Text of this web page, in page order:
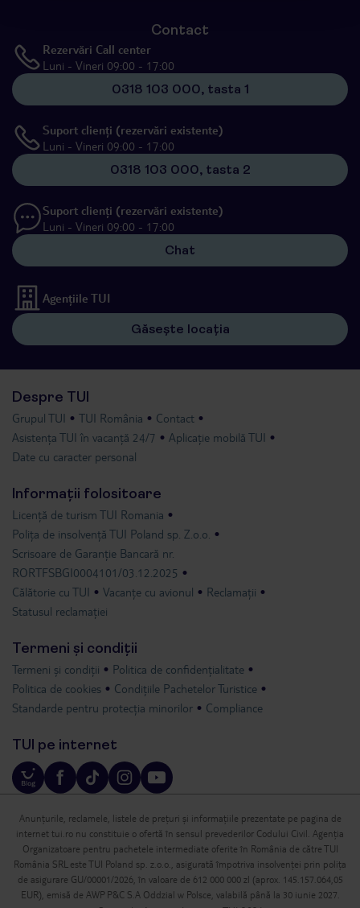
Contact
Rezervări Call center
Luni - Vineri 09:00 - 17:00
0318 103 000, tasta 1
Suport clienți (rezervări existente)
Luni - Vineri 09:00 - 17:00
0318 103 000, tasta 2
Suport clienți (rezervări existente)
Luni - Vineri 09:00 - 17:00
Chat
Agențiile TUI
Găsește locația
Despre TUI
Grupul TUI TUI România
Contact
Asistența TUI în vacanță 24/7
Aplicație mobilă TUI
Date cu caracter personal
Informații folositoare
Licență de turism TUI Romania
Polița de insolvență TUI Poland sp. Z.o.o.
Scrisoare de Garanție Bancară nr.
RORTFSBGI0004101/03.12.2025
Călătorie cu TUI
Vacanțe cu avionul
Reclamații
Statusul reclamației
Termeni și condiții
Termeni și condiții
Politica de confidențialitate
Politica de cookies
Condițiile Pachetelor Turistice
Standarde pentru protecția minorilor
Compliance
TUI pe internet
Anunțurile, reclamele, listele de prețuri și informațiile prezentate pe pagina de
internet tui.ro nu constituie o ofertă în sensul prevederilor Codului Civil. Agenția
Organizatoare pentru pachetele intermediate oferite în România de către TUI
România SRL este TUI Poland sp. z.o.o., asigurată împotriva insolvenței prin polița
de asigurare GU/00001/2026, în valoare de 612 000 000 zl (aprox. 145.157.064,05
EUR), emisă de AWP P&C S.A Oddzial w Polsce, valabilă până la 30 iunie 2027.